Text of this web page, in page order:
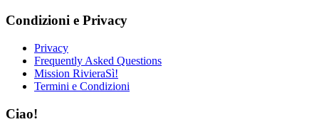
Condizioni e Privacy
Privacy
Frequently Asked Questions
Mission RivieraSì!
Termini e Condizioni
Ciao!